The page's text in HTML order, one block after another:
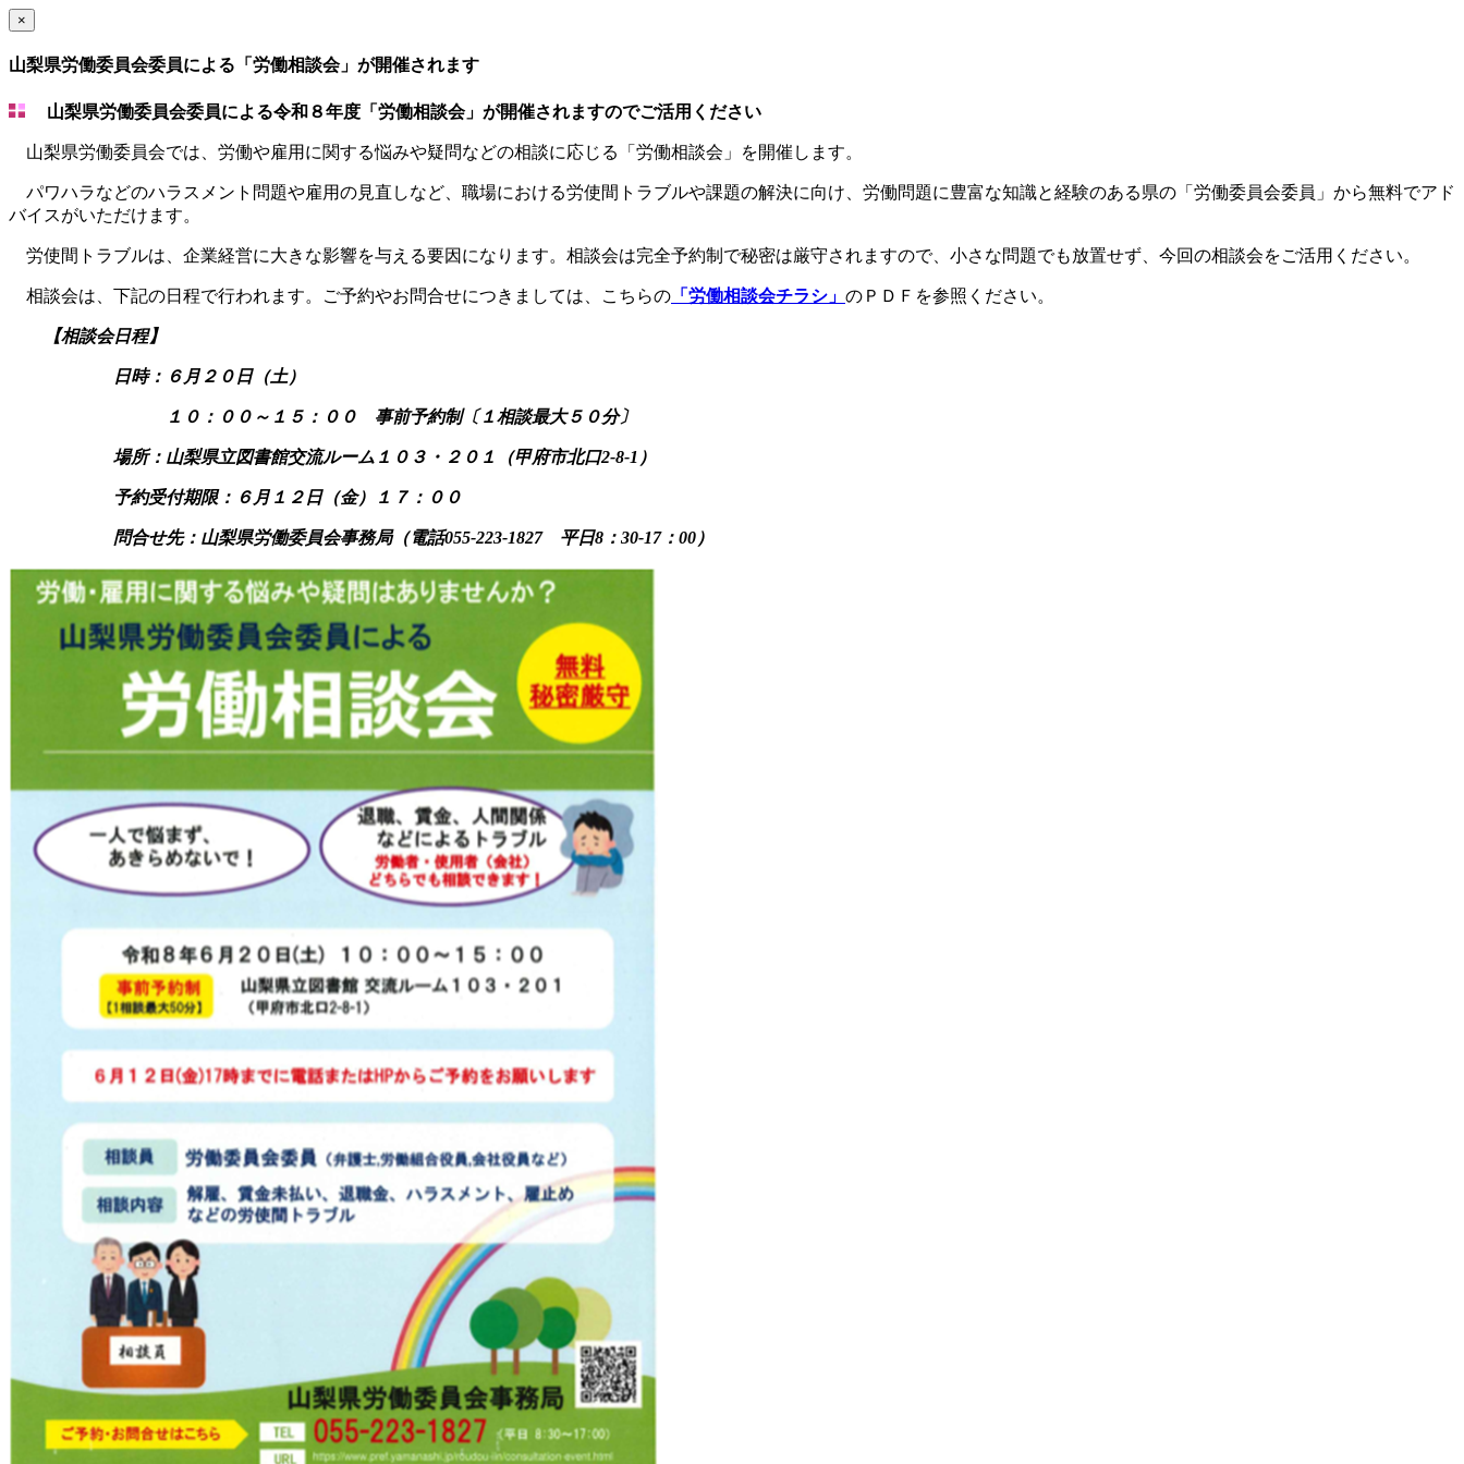
×
山梨県労働委員会委員による「労働相談会」が開催されます
山梨県労働委員会委員による令和８年度「労働相談会」が開催されますのでご活用ください
山梨県労働委員会では、労働や雇用に関する悩みや疑問などの相談に応じる「労働相談会」を開催します。
パワハラなどのハラスメント問題や雇用の見直しなど、職場における労使間トラブルや課題の解決に向け、労働問題に豊富な知識と経験のある県の「労働委員会委員」から無料でアド
バイスがいただけます。
労使間トラブルは、企業経営に大きな影響を与える要因になります。相談会は完全予約制で秘密は厳守されますので、小さな問題でも放置せず、今回の相談会をご活用ください。
相談会は、下記の日程で行われます。ご予約やお問合せにつきましては、こちらの 「労働相談会チラシ」 のＰＤＦを参照ください。
【相談会日程】
日時：６月２０日（土）
１０：００～１５：００ 事前予約制〔１相談最大５０分〕
場所：山梨県立図書館交流ルーム１０３・２０１（甲府市北口2-8-1）
予約受付期限：６月１２日（金）１７：００
問合せ先：山梨県労働委員会事務局（電話055-223-1827 平日8：30-17：00）